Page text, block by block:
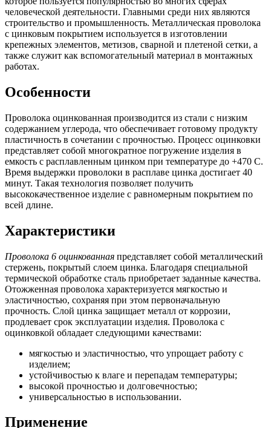
человеческой деятельности. Главными среди них являются
строительство и промышленность. Металлическая проволока
с цинковым покрытием используется в изготовлении
крепежных элементов, метизов, сварной и плетеной сетки, а
также служит как вспомогательный материал в монтажных
работах.
Особенности
Проволока оцинкованная производится из стали с низким
содержанием углерода, что обеспечивает готовому продукту
пластичность в сочетании с прочностью. Процесс оцинковки
представляет собой многократное погружение изделия в
емкость с расплавленным цинком при температуре до +470 С.
Время выдержки проволоки в расплаве цинка достигает 40
минут. Такая технология позволяет получить
высококачественное изделие с равномерным покрытием по
всей длине.
Характеристики
Проволока 6 оцинкованная представляет собой металлический
стержень, покрытый слоем цинка. Благодаря специальной
термической обработке сталь приобретает заданные качества.
Отожженная проволока характеризуется мягкостью и
эластичностью, сохраняя при этом первоначальную
прочность. Слой цинка защищает металл от коррозии,
продлевает срок эксплуатации изделия. Проволока с
оцинковкой обладает следующими качествами:
мягкостью и эластичностью, что упрощает работу с
изделием;
устойчивостью к влаге и перепадам температуры;
высокой прочностью и долговечностью;
универсальностью в использовании.
Применение